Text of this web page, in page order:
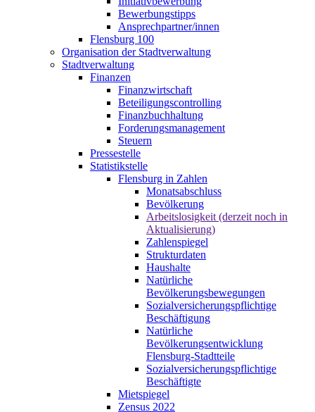
Bewerbungstipps
Ansprechpartner/innen
Flensburg 100
Organisation der Stadtverwaltung
Stadtverwaltung
Finanzen
Finanzwirtschaft
Beteiligungscontrolling
Finanzbuchhaltung
Forderungsmanagement
Steuern
Pressestelle
Statistikstelle
Flensburg in Zahlen
Monatsabschluss
Bevölkerung
Arbeitslosigkeit (derzeit noch in
Aktualisierung)
Zahlenspiegel
Strukturdaten
Haushalte
Natürliche
Bevölkerungsbewegungen
Sozialversicherungspflichtige
Beschäftigung
Natürliche
Bevölkerungsentwicklung
Flensburg-Stadtteile
Sozialversicherungspflichtige
Beschäftigte
Mietspiegel
Zensus 2022